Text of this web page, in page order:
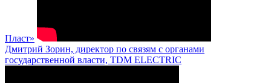
Пласт»
Дмитрий Зорин, директор по связям с органами
государственной власти, TDM ELECTRIC